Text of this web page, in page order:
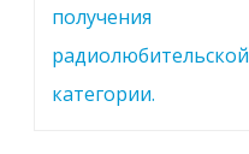
по
записям
получения
радиолюбительской
категории.